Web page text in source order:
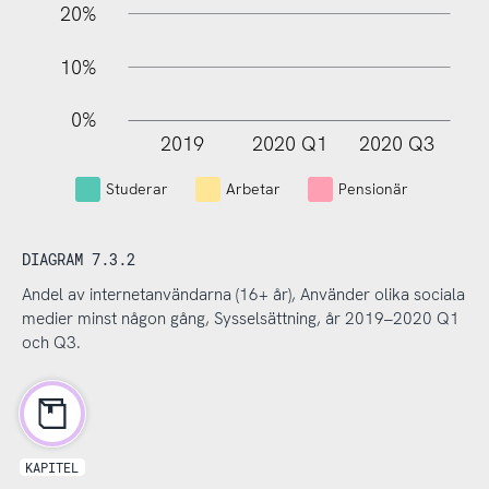
20%
10%
0%
L
2019 2020 Q1 2020 Q3
Studerar Arbetar Pensionär
DIAGRAM 7.3.2
Andel av internetanvändarna (16+ år), Använder olika sociala
medier minst någon gång, Sysselsättning, år 2019–2020 Q1
och Q3.
KAPITEL